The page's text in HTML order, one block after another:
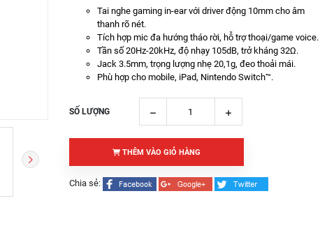
Tai nghe gaming in-ear với driver động 10mm cho âm
thanh rõ nét.
Tích hợp mic đa hướng tháo rời, hỗ trợ thoại/game voice.
Tần số 20Hz-20kHz, độ nhạy 105dB, trở kháng 32Ω.
Jack 3.5mm, trọng lượng nhẹ 20,1g, đeo thoải mái.
Phù hợp cho mobile, iPad, Nintendo Switch™.
SỐ LƯỢNG
THÊM VÀO GIỎ HÀNG
Chia sẻ: